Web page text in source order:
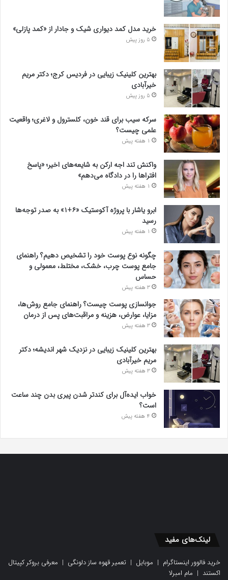
خرید مدل کمد دیواری شیک و جادار از «کمد پازلی»
5 روز پیش
بهترین کلینیک زیبایی در فردیس کرج؛ دکتر مریم
خیرآبادی
5 روز پیش
سرکه سیب برای قند خون، کلسترول و لاغری؛ واقعیت
علمی چیست؟
1 هفته پیش
واکنش تند اجه ارکن به شایعه‌های اخیر؛ «پاسخ
افتراها را در دادگاه می‌دهم»
1 هفته پیش
ابرو یاشار با پروژه آکوستیک «۶+۱» به صدر توجه‌ها
رسید
1 هفته پیش
چگونه نوع پوست خود را تشخیص دهیم؟ راهنمای
جامع پوست چرب، خشک، مختلط، معمولی و
حساس
3 هفته پیش
جوانسازی پوست چیست؟ راهنمای جامع روش‌ها،
مزایا، عوارض، هزینه و مراقبت‌های پس از درمان
3 هفته پیش
بهترین کلینیک زیبایی در نزدیک شهر اندیشه؛ دکتر
مریم خیرآبادی
3 هفته پیش
خواب ایده‌آل برای کندتر شدن پیری بدن چند ساعت
است؟
4 هفته پیش
لینک‌های مفید
خرید فالوور اینستاگرام | موبایل | تعمیر قهوه ساز دلونگی | معرفی بروکر کپیتال
اکستند | مام امبرلا